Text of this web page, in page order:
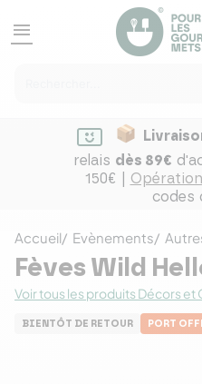
menu
relais dès 89€
150€ |
codes
Accueil Evènements
Fèves Wild
Voir tous les produits Décors et
BIENTÔT DE RETOUR PORT